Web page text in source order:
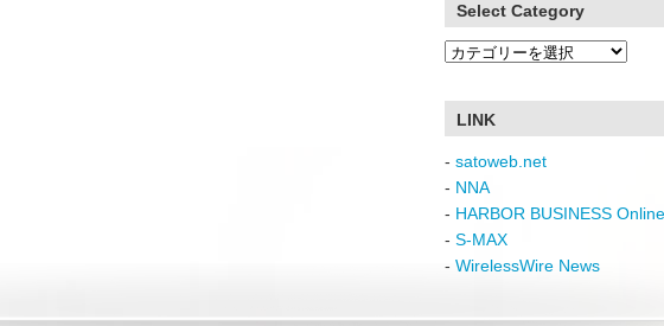
Select Category
Select
LINK
- satoweb.net
- NNA
- HARBOR BUSINESS Online
- S-MAX
- WirelessWire News